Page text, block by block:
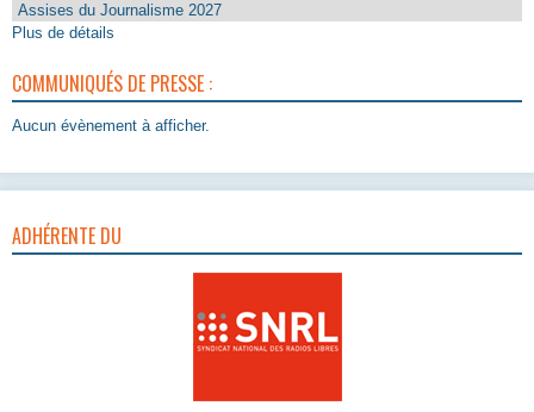
Assises du Journalisme 2027
Plus de détails
COMMUNIQUÉS DE PRESSE :
Aucun évènement à afficher.
ADHÉRENTE DU